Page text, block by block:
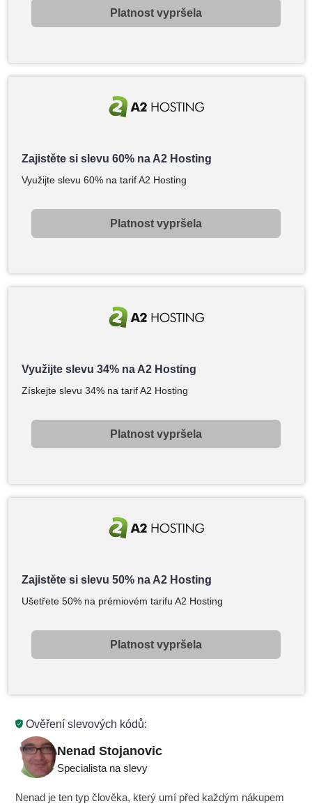
Ověření slevových kódů:
Nenad Stojanovic
Specialista na slevy
Nenad je ten typ člověka, který umí před každým nákupem
Platnost vypršela
Zajistěte si slevu 60% na A2 Hosting
Využijte slevu 60% na tarif A2 Hosting
Platnost vypršela
Využijte slevu 34% na A2 Hosting
Získejte slevu 34% na tarif A2 Hosting
Platnost vypršela
Zajistěte si slevu 50% na A2 Hosting
Ušetřete 50% na prémiovém tarifu A2 Hosting
Platnost vypršela